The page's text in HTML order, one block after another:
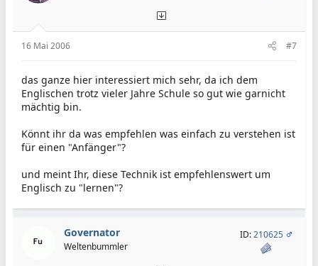
16 Mai 2006 #7
das ganze hier interessiert mich sehr, da ich dem
Englischen trotz vieler Jahre Schule so gut wie garnicht
mächtig bin.
Könnt ihr da was empfehlen was einfach zu verstehen ist
für einen "Anfänger"?
und meint Ihr, diese Technik ist empfehlenswert um
Englisch zu "lernen"?
Governator
Weltenbummler
ID:210625